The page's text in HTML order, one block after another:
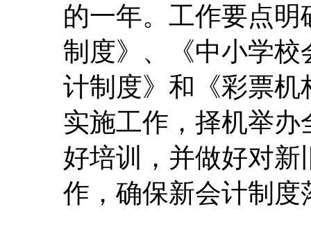
的一年。工作要点
制度》、《中小学
计制度》和《彩票
实施工作，择机举
好培训，并做好对
作，确保新会计制度